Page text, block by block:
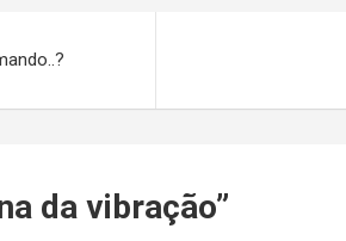
da vibração”